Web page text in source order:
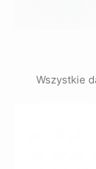
Wszystkie